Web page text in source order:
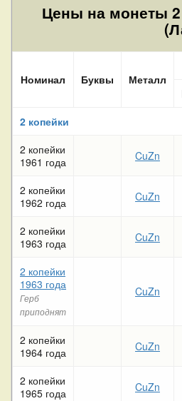
Цены на монеты 2
Номинал Буквы Металл
2 копейки
2 копейки
1961 года
CuZn
2 копейки
1962 года
CuZn
2 копейки
1963 года
CuZn
2 копейки
1963 года
Герб
приподнят
CuZn
2 копейки
1964 года
CuZn
2 копейки
1965 года
CuZn